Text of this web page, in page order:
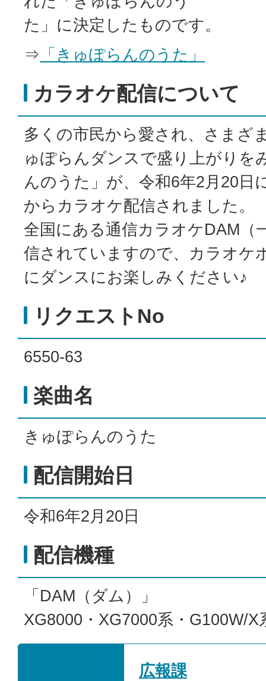
た」に決定したものです。
⇒ 「きゅぽらんのうた」
カラオケ配信について
多くの市民から愛され、さまざ
ゅぽらんダンスで盛り上がりを
んのうた」が、令和6年2月20日
からカラオケ配信されました。
全国にある通信カラオケDAM（
信されていますので、カラオケ
にダンスにお楽しみください♪
リクエストNo
6550-63
楽曲名
きゅぽらんのうた
配信開始日
令和6年2月20日
配信機種
「DAM（ダム）」
XG8000・XG7000系・G100W/X
広報課